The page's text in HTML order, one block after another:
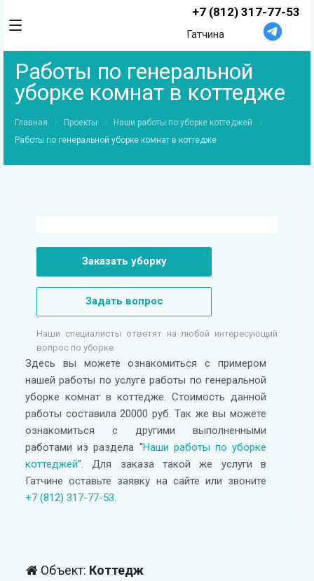
+7 (812) 317-77-53
Гатчина
Работы по генеральной
уборке комнат в коттедже
Главная Проекты
Наши работы по уборке коттеджей
Работы по генеральной уборке комнат в коттедже
Заказать уборку
Задать вопрос
Наши специалисты ответят на любой интересующий
вопрос по уборке
Здесь вы можете ознакомиться с примером
нашей работы по услуге работы по генеральной
уборке комнат в коттедже. Стоимость данной
работы составила 20000 руб. Так же вы можете
ознакомиться с другими выполненными
работами из раздела "Наши работы по уборке
коттеджей". Для заказа такой же услуги в
Гатчине оставьте заявку на сайте или звоните
+7 (812) 317-77-53.
Объект: Коттедж